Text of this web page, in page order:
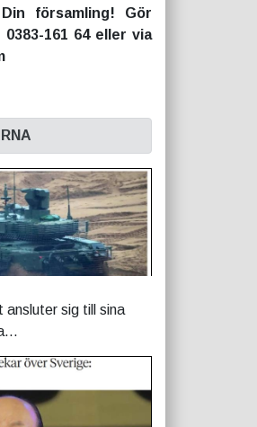
församling! Gör
161 64 eller via
sig till sina